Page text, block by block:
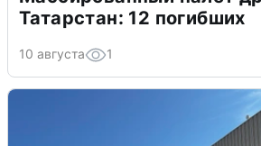
Татарстан: 12 погибших
10 августа 1